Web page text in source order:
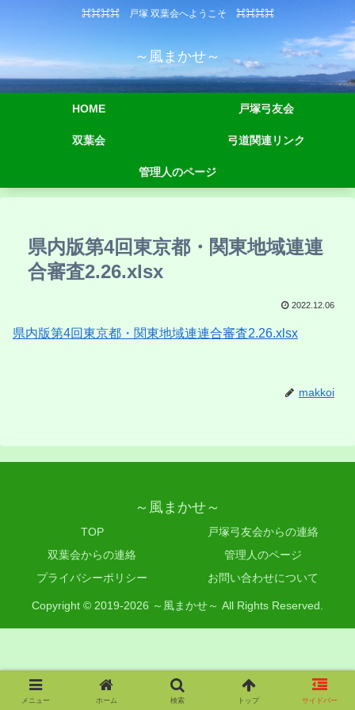
⌘⌘⌘⌘ 戸塚 双葉会へようこそ ⌘⌘⌘⌘
～風まかせ～
HOME 戸塚弓友会
双葉会 弓道関連リンク
管理人のページ
県内版第4回東京都・関東地域連連
合審査2.26.xlsx
2022.12.06
県内版第4回東京都・関東地域連連合審査2.26.xlsx
makkoi
～風まかせ～
TOP
戸塚弓友会からの連絡
双葉会からの連絡
管理人のページ
プライバシーポリシー
お問い合わせについて
Copyright © 2019-2026 ～風まかせ～ All Rights Reserved.
メニュー ホーム 検索 トップ サイドバー